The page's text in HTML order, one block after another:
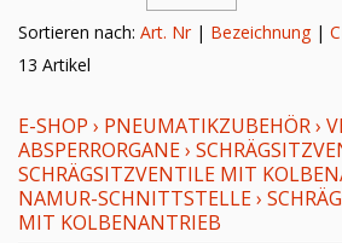
Sortieren nach: Art. Nr| Bezeichnung|
13 Artikel
E-SHOP › PNEUMATIKZUBEHÖR›
ABSPERRORGANE›
SCHRÄGSITZVENTILE MIT
NAMUR-SCHNITTSTELLE›
MIT KOLBENANTRIEB